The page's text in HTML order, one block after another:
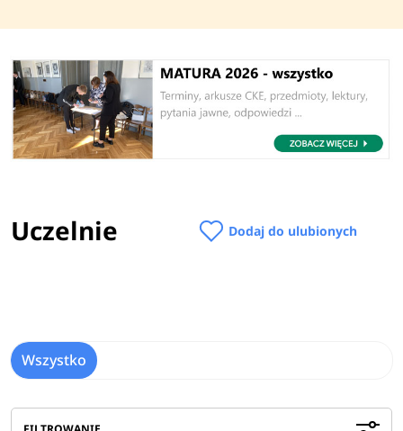
Uczelnie Dodaj do ulubionych
Wszystko